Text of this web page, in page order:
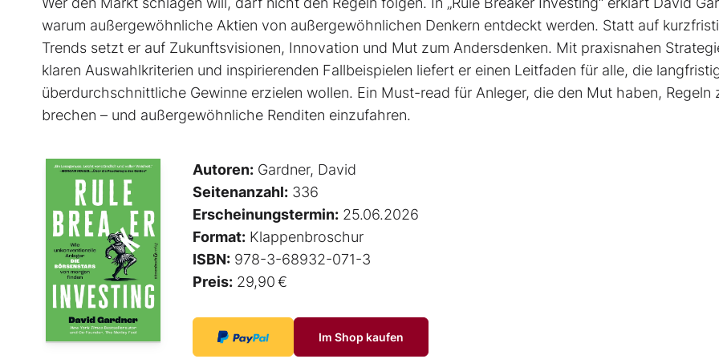
warum außergewöhnliche Aktien von außer­gewöhnlichen Denkern entdeckt werden. Statt auf
Trends setzt er auf Zukunftsvisionen, Innovation und Mut zum Andersdenken. Mit praxisnahen
klaren Auswahlkriterien und inspirierenden Fallbeispielen liefert er einen Leit­faden für alle, die
überdurchschnittliche Gewinne erzielen wollen. Ein Must-read für Anleger, die den Mut haben, Regeln
brechen – und außergewöhnliche Renditen einzufahren.
Autoren: Gardner, David
Seitenanzahl: 336
Erscheinungstermin: 25.06.2026
Format: Klappenbroschur
ISBN: 978-3-68932-071-3
Preis: 29,90 €
Im Shop kaufen